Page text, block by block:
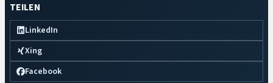
TEILEN
LinkedIn
Xing
Facebook